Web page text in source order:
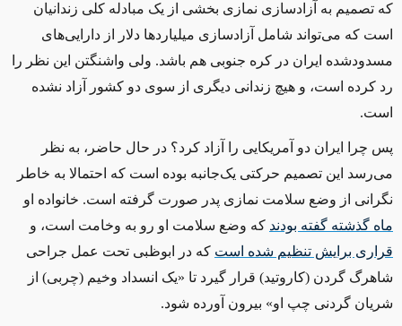
که تصمیم به آزادسازی نمازی بخشی از یک مبادله کلی زندانیان
است که می‌تواند شامل آزادسازی میلیاردها دلار از دارایی‌های
مسدودشده ایران در کره جنوبی هم باشد. ولی واشنگتن این نظر را
رد کرده است، و هیچ زندانی دیگری از سوی دو کشور آزاد نشده
است.
پس چرا ایران دو آمریکایی را آزاد کرد؟ در حال حاضر، به نظر
می‌رسد این تصمیم حرکتی یک‌جانبه بوده است که احتمالا به خاطر
نگرانی از وضع سلامت نمازی پدر صورت گرفته است. خانواده او
ماه گذشته گفته بودند که وضع سلامت او رو به وخامت است، و
قراری برایش تنظیم شده است که در ابوظبی تحت عمل جراحی
شاهرگ گردن (کاروتید) قرار گیرد تا «یک انسداد وخیم (چربی) از
شریان گردنی چپ او» بیرون آورده شود.